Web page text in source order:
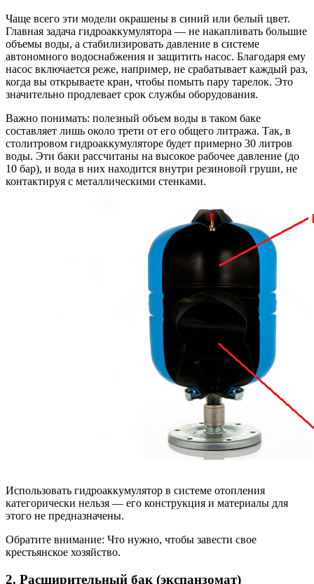
Чаще всего эти модели окрашены в синий или белый цвет.
Главная задача гидроаккумулятора — не накапливать большие
объемы воды, а стабилизировать давление в системе
автономного водоснабжения и защитить насос. Благодаря ему
насос включается реже, например, не срабатывает каждый раз,
когда вы открываете кран, чтобы помыть пару тарелок. Это
значительно продлевает срок службы оборудования.
Важно понимать: полезный объем воды в таком баке
составляет лишь около трети от его общего литража. Так, в
столитровом гидроаккумуляторе будет примерно 30 литров
воды. Эти баки рассчитаны на высокое рабочее давление (до
10 бар), и вода в них находится внутри резиновой груши, не
контактируя с металлическими стенками.
Использовать гидроаккумулятор в системе отопления
категорически нельзя — его конструкция и материалы для
этого не предназначены.
Обратите внимание: Что нужно, чтобы завести свое
крестьянское хозяйство.
2. Расширительный бак (экспанзомат)